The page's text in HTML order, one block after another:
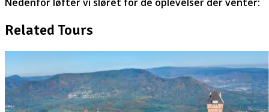
Related Tours